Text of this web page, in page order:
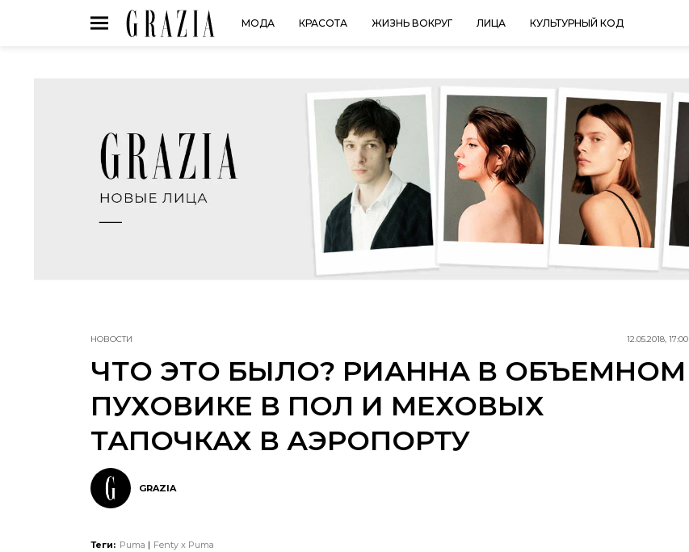
МОДА КРАСОТА ЖИЗНЬ ВОКРУГ ЛИЦА КУЛЬТУРНЫЙ КОД
НОВОСТИ 12.05.2018, 17:00
ЧТО ЭТО БЫЛО? РИАННА В ОБЪЕМНОМ
ПУХОВИКЕ В ПОЛ И МЕХОВЫХ
ТАПОЧКАХ В АЭРОПОРТУ
GRAZIA
Теги: Puma Fenty x Puma